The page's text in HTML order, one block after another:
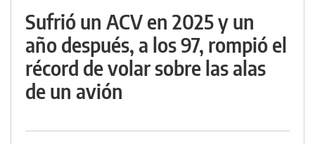
Sufrió un ACV en 2025 y un
año después, a los 97, rompió el
récord de volar sobre las alas
de un avión